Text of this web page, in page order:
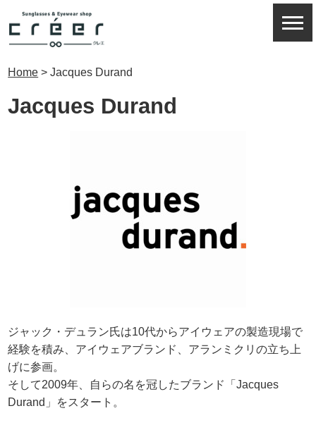
Home >Jacques Durand
Jacques Durand
ジャック・デュラン氏は10代からアイウェアの製造現場で
経験を積み、アイウェアブランド、アランミクリの立ち上
げに参画。
そして2009年、自らの名を冠したブランド「Jacques
Durand」をスタート。